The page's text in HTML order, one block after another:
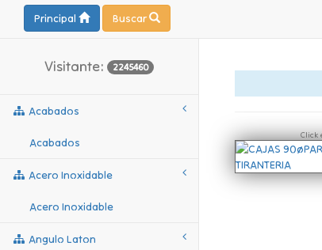
Principal Buscar
Visitante: 2245460
Acabados
Acabados
Acero Inoxidable
Acero Inoxidable
Angulo Laton
Click